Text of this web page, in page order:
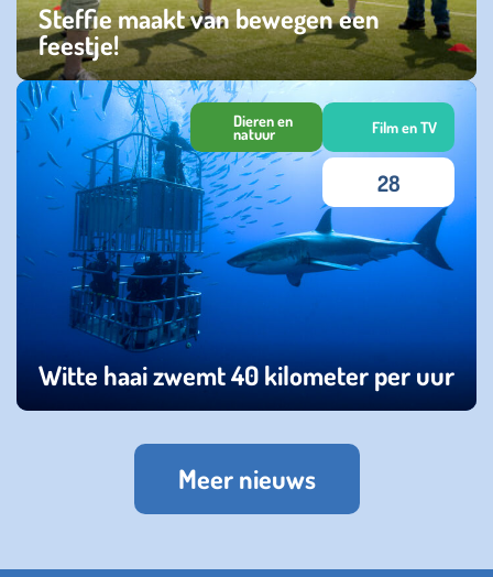
Steffie maakt van bewegen een
feestje!
maandag 08 juli 2024
Witte haai zwemt 40 kilometer per uur
Dieren en
natuur Film en TV
28
Meer nieuws